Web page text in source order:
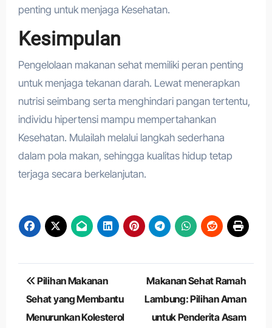
penting untuk menjaga Kesehatan.
Kesimpulan
Pengelolaan makanan sehat memiliki peran penting
untuk menjaga tekanan darah. Lewat menerapkan
nutrisi seimbang serta menghindari pangan tertentu,
individu hipertensi mampu mempertahankan
Kesehatan. Mulailah melalui langkah sederhana
dalam pola makan, sehingga kualitas hidup tetap
terjaga secara berkelanjutan.
Navigasi
pos
Pilihan Makanan
Sehat yang Membantu
Menurunkan Kolesterol
Makanan Sehat Ramah
Lambung: Pilihan Aman
untuk Penderita Asam